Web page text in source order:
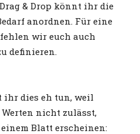
& Drop könnt ihr die
anordnen. Für eine
wir euch auch
definieren.
ihr dies eh tun, weil
Werten nicht zulässt,
Blatt erscheinen: